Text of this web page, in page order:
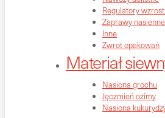
Regulatory
Zaprawy nasienne
Inne
Zwrot opakowań
Materiał
Nasiona grochu
Jęczmień ozimy
Nasiona